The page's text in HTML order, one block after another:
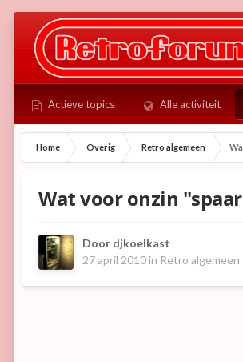
Actieve topics Alle activiteit
Home Overig Retro algemeen
Wat voor onzin
Door djkoelkast
27 april 2010 in Retro algemeen